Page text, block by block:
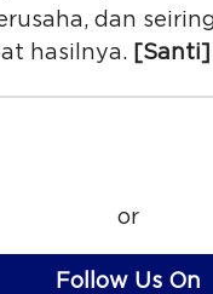
dan
hasilnya. [Santi]
or
Follow Us On